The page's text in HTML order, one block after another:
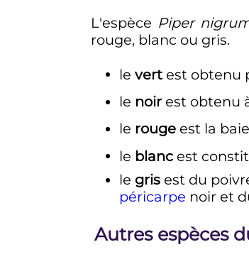
L'espèce Piper
rouge, blanc ou gris.
le vertest obtenu
le noirest obtenu
le rougeest la
le blancest
le grisest du
péricarpe noir et
Autres espèces